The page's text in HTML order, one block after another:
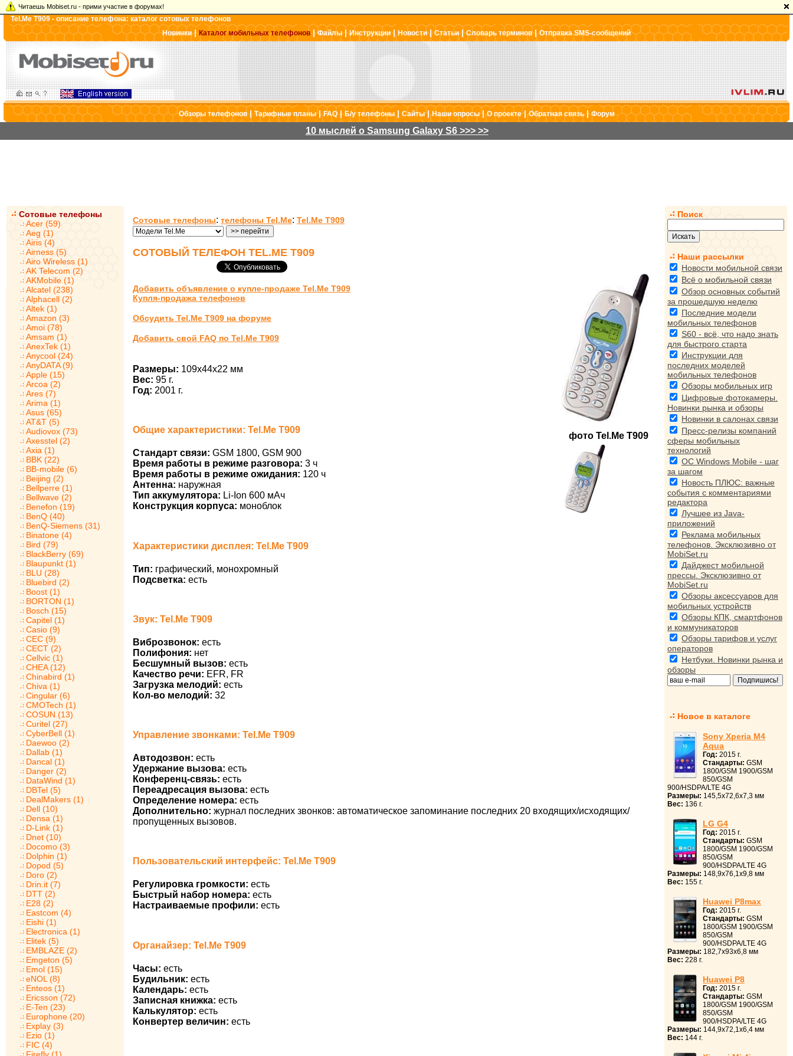
Читаешь Mobiset.ru - прими участие в форумах!
Tel.Me T909 - описание телефона: каталог сотовых телефонов
Новинки|Каталог мобильных телефонов|Файлы|Инструкции| Новости|Статьи|Словарь терминов|Отправка SMS-сообщений
Обзоры телефонов|Тарифные планы|FAQ|Б/у телефоны| Сайты|Наши опросы|О проекте|Обратная связь|Форум
10 мыслей о Samsung Galaxy S6 >>> >>
Сотовые телефоны
Acer (59)
Aeg (1)
Airis (4)
Airness (5)
Airo Wireless (1)
AK Telecom (2)
AKMobile (1)
Alcatel (238)
Alphacell (2)
Altek (1)
Amazon (3)
Amoi (78)
Amsam (1)
AnexTek (1)
Anycool (24)
AnyDATA (9)
Apple (15)
Arcoa (2)
Ares (7)
Arima (1)
Asus (65)
AT&T (5)
Audiovox (73)
Axesstel (2)
Axia (1)
BBK (22)
BB-mobile (6)
Beijing (2)
Bellperre (1)
Bellwave (2)
Benefon (19)
BenQ (40)
BenQ-Siemens (31)
Binatone (4)
Bird (79)
BlackBerry (69)
Blaupunkt (1)
BLU (28)
Bluebird (2)
Boost (1)
BORTON (1)
Bosch (15)
Capitel (1)
Casio (9)
CEC (9)
CECT (2)
Cellvic (1)
CHEA (12)
Chinabird (1)
Chiva (1)
Cingular (6)
CMOTech (1)
COSUN (13)
Curitel (27)
CyberBell (1)
Daewoo (2)
Dallab (1)
Dancal (1)
Danger (2)
DataWind (1)
DBTel (5)
DealMakers (1)
Dell (10)
Densa (1)
D-Link (1)
Dnet (10)
Docomo (3)
Dolphin (1)
Dopod (5)
Doro (2)
Drin.it (7)
DTT (2)
E28 (2)
Eastcom (4)
Eishi (1)
Electronica (1)
Elitek (5)
EMBLAZE (2)
Emgeton (5)
Emol (15)
eNOL (8)
Enteos (1)
Ericsson (72)
E-Ten (23)
Europhone (20)
Explay (3)
Ezio (1)
FIC (4)
Сотовые телефоны: телефоны Tel.Me: Tel.Me T909
СОТОВЫЙ ТЕЛЕФОН TEL.ME T909
фото Tel.Me T909
Добавить объявление о купле-продаже Tel.Me T909
Купля-продажа телефонов
Обсудить Tel.Me T909 на форуме
Добавить свой FAQ по Tel.Me T909
Размеры: 109x44x22 мм
Вес: 95 г.
Год: 2001 г.
Общие характеристики: Tel.Me T909
Стандарт связи: GSM 1800, GSM 900
Время работы в режиме разговора: 3 ч
Время работы в режиме ожидания: 120 ч
Антенна: наружная
Тип аккумулятора: Li-Ion 600 мАч
Конструкция корпуса: моноблок
Характеристики дисплея: Tel.Me T909
Тип: графический, монохромный
Подсветка: есть
Звук: Tel.Me T909
Виброзвонок: есть
Полифония: нет
Бесшумный вызов: есть
Качество речи: EFR, FR
Загрузка мелодий: есть
Кол-во мелодий: 32
Управление звонками: Tel.Me T909
Автодозвон: есть
Удержание вызова: есть
Конференц-связь: есть
Переадресация вызова: есть
Определение номера: есть
Дополнительно: журнал последних звонков: автоматическое запоминание последних 20 входящих/исходящих/
пропущенных вызовов.
Пользовательский интерфейс: Tel.Me T909
Регулировка громкости: есть
Быстрый набор номера: есть
Настраиваемые профили: есть
Органайзер: Tel.Me T909
Часы: есть
Будильник: есть
Календарь: есть
Записная книжка: есть
Калькулятор: есть
Конвертер величин: есть
Поиск
Наши рассылки
Новости мобильной связи
Всё о мобильной связи
Обзор основных событий
за прошедшую неделю
Последние модели
мобильных телефонов
S60 - всё, что надо знать
для быстрого старта
Инструкции для
последних моделей
мобильных телефонов
Обзоры мобильных игр
Цифровые фотокамеры.
Новинки рынка и обзоры
Новинки в салонах связи
Пресс-релизы компаний
сферы мобильных
технологий
ОС Windows Mobile - шаг
за шагом
Новость ПЛЮС: важные
события с комментариями
редактора
Лучшее из Java-
приложений
Реклама мобильных
телефонов. Эксклюзивно от
MobiSet.ru
Дайджест мобильной
прессы. Эксклюзивно от
MobiSet.ru
Обзоры аксессуаров для
мобильных устройств
Обзоры КПК, смартфонов
и коммуникаторов
Обзоры тарифов и услуг
операторов
Нетбуки. Новинки рынка и
обзоры
Новое в каталоге
Sony Xperia M4
Aqua
Год: 2015 г.
Стандарты: GSM
1800/GSM 1900/GSM
850/GSM
900/HSDPA/LTE 4G
Размеры: 145,5x72,6x7,3 мм
Вес: 136 г.
LG G4
Год: 2015 г.
Стандарты: GSM
1800/GSM 1900/GSM
850/GSM
900/HSDPA/LTE 4G
Размеры: 148,9x76,1x9,8 мм
Вес: 155 г.
Huawei P8max
Год: 2015 г.
Стандарты: GSM
1800/GSM 1900/GSM
850/GSM
900/HSDPA/LTE 4G
Размеры: 182,7x93x6,8 мм
Вес: 228 г.
Huawei P8
Год: 2015 г.
Стандарты: GSM
1800/GSM 1900/GSM
850/GSM
900/HSDPA/LTE 4G
Размеры: 144,9x72,1x6,4 мм
Вес: 144 г.